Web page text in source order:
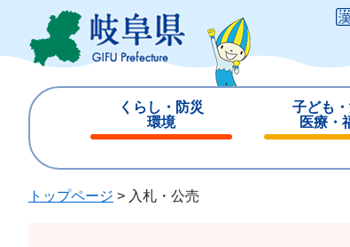
ジ
ュ
くらし・防災
環境
じ
子ども
医療・
じ
トップページ > 入札・公売